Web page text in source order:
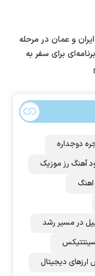
و عمان در مرحله
برای سفر به
دوجداره
آهنگ رز‌ موزیک
اهنگ
در مسیر رشد
دیجیتال